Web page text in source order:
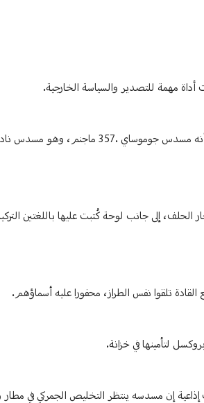
أداة مهمة للتصدير والسياسة الخارجية.
مسدس نادر ذو ست طلقات أنتجته
إلى جانب لوحة كُتبت عليها باللغتين
تلقوا نفس الطراز، محفورا عليه أسماؤهم.
لتأمينها في خزانة.
إن مسدسه ينتظر التخليص الجمركي في